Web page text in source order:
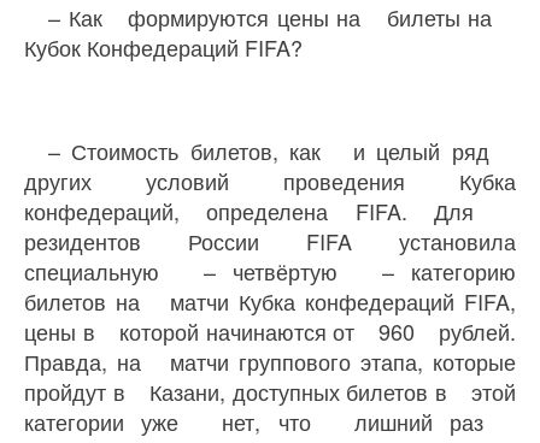
– Как формируются цены на билеты на
Кубок Конфедераций FIFA?
– Стоимость билетов, как и целый ряд
других условий проведения Кубка
конфедераций, определена FIFA. Для
резидентов России FIFA установила
специальную – четвёртую – категорию
билетов на матчи Кубка конфедераций FIFA,
цены в которой начинаются от 960 рублей.
Правда, на матчи группового этапа, которые
пройдут в Казани, доступных билетов в этой
категории уже нет, что лишний раз